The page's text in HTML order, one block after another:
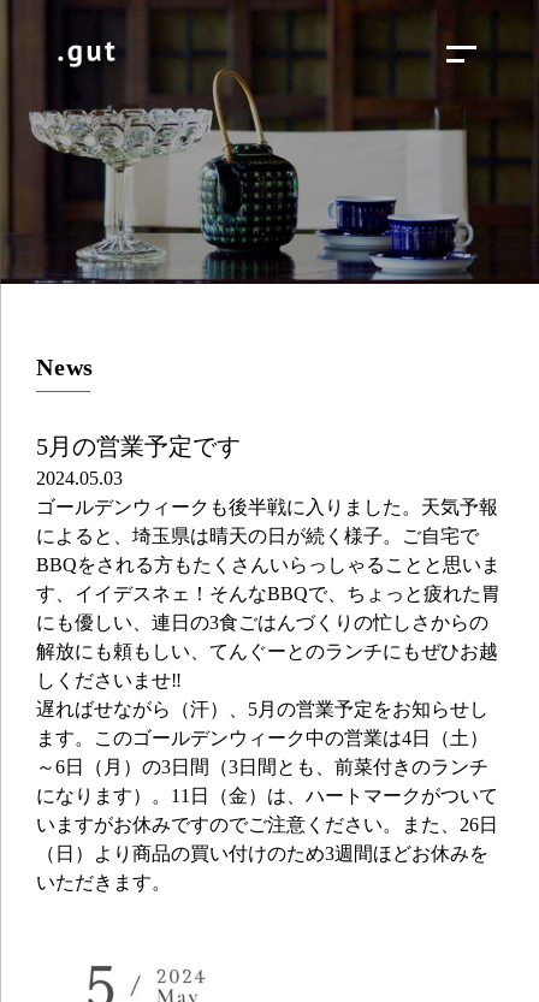
News
5月の営業予定です
2024.05.03
ゴールデンウィークも後半戦に入りました。天気予報
によると、埼玉県は晴天の日が続く様子。ご自宅で
BBQをされる方もたくさんいらっしゃることと思いま
す、イイデスネェ！そんなBBQで、ちょっと疲れた胃
にも優しい、連日の3食ごはんづくりの忙しさからの
解放にも頼もしい、てんぐーとのランチにもぜひお越
しくださいませ‼
遅ればせながら（汗）、5月の営業予定をお知らせし
ます。このゴールデンウィーク中の営業は4日（土）
～6日（月）の3日間（3日間とも、前菜付きのランチ
になります）。11日（金）は、ハートマークがついて
いますがお休みですのでご注意ください。また、26日
（日）より商品の買い付けのため3週間ほどお休みを
いただきます。